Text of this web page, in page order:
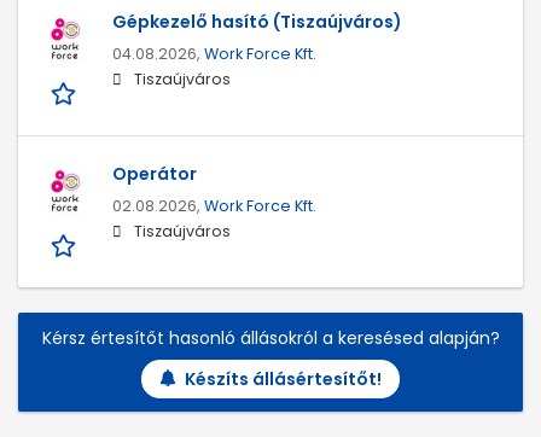
Gépkezelő hasító (Tiszaújváros)
04.08.2026, Work Force Kft.
Tiszaújváros
Operátor
02.08.2026, Work Force Kft.
Tiszaújváros
Kérsz értesítőt hasonló állásokról a keresésed alapján?
Készíts állásértesítőt!